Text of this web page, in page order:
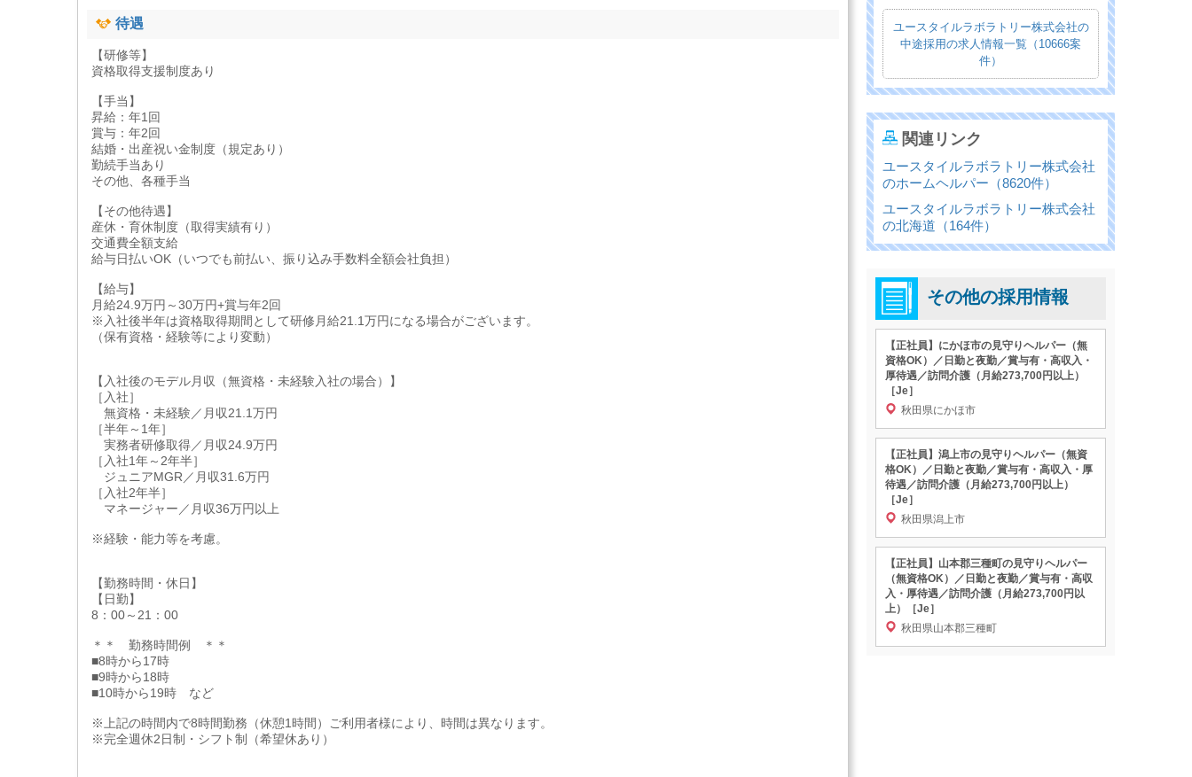
待遇
【研修等】
資格取得支援制度あり
【手当】
昇給：年1回
賞与：年2回
結婚・出産祝い金制度（規定あり）
勤続手当あり
その他、各種手当
【その他待遇】
産休・育休制度（取得実績有り）
交通費全額支給
給与日払いOK（いつでも前払い、振り込み手数料全額会社負担）
【給与】
月給24.9万円～30万円+賞与年2回
※入社後半年は資格取得期間として研修月給21.1万円になる場合がございます。
（保有資格・経験等により変動）
【入社後のモデル月収（無資格・未経験入社の場合）】
［入社］
無資格・未経験／月収21.1万円
［半年～1年］
実務者研修取得／月収24.9万円
［入社1年～2年半］
ジュニアMGR／月収31.6万円
［入社2年半］
マネージャー／月収36万円以上
※経験・能力等を考慮。
【勤務時間・休日】
【日勤】
8：00～21：00
＊＊ 勤務時間例 ＊＊
■8時から17時
■9時から18時
■10時から19時 など
※上記の時間内で8時間勤務（休憩1時間）ご利用者様により、時間は異なります。
※完全週休2日制・シフト制（希望休あり）
ユースタイルラボラトリー株式会社の
中途採用の求人情報一覧（10666案
件）
関連リンク
ユースタイルラボラトリー株式会社
のホームヘルパー（8620件）
ユースタイルラボラトリー株式会社
の北海道（164件）
その他の採用情報
【正社員】にかほ市の見守りヘルパー（無
資格OK）／日勤と夜勤／賞与有・高収入・
厚待遇／訪問介護（月給273,700円以上）
［Je］
秋田県にかほ市
【正社員】潟上市の見守りヘルパー（無資
格OK）／日勤と夜勤／賞与有・高収入・厚
待遇／訪問介護（月給273,700円以上）
［Je］
秋田県潟上市
【正社員】山本郡三種町の見守りヘルパー
（無資格OK）／日勤と夜勤／賞与有・高収
入・厚待遇／訪問介護（月給273,700円以
上）［Je］
秋田県山本郡三種町